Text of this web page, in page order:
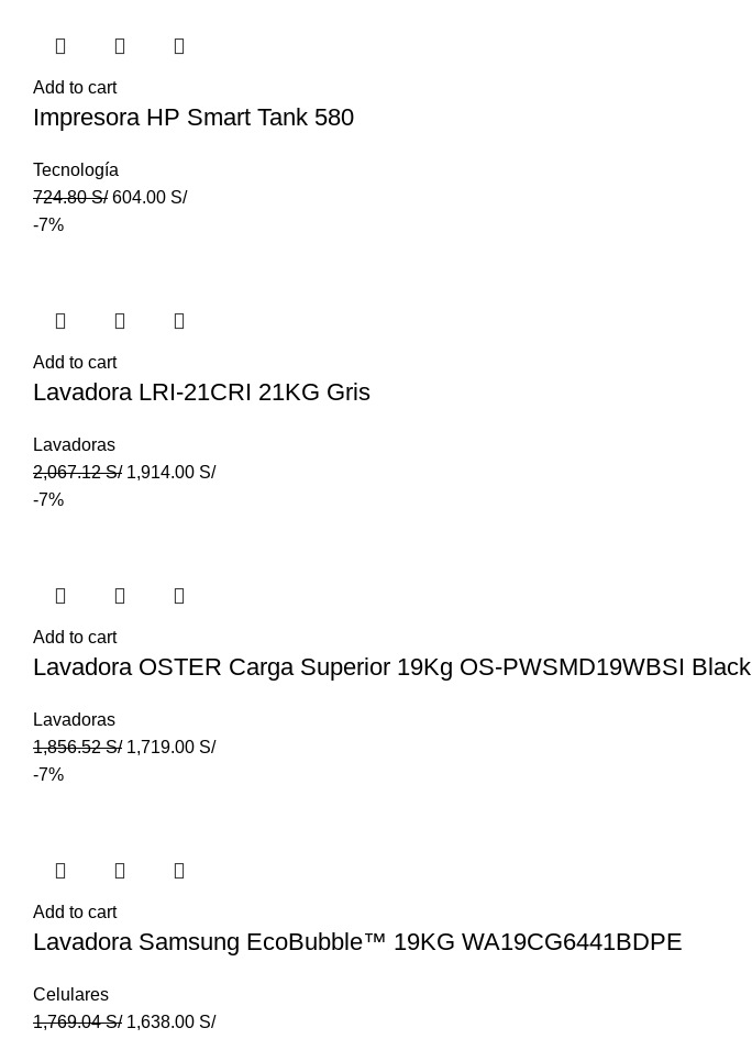
Add to cart
Impresora HP Smart Tank 580
Tecnología
724.80S/ 604.00 S/
-7%
Add to cart
Lavadora LRI-21CRI 21KG Gris
Lavadoras
2,067.12S/ 1,914.00 S/
-7%
Add to cart
Lavadora OSTER Carga Superior 19Kg OS-PWSMD19WBSI Black
Lavadoras
1,856.52S/ 1,719.00 S/
-7%
Add to cart
Lavadora Samsung EcoBubble™ 19KG WA19CG6441BDPE
Celulares
1,769.04S/ 1,638.00 S/